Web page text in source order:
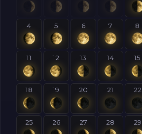
4 5 6 7 8
11 12 13 14 15
18 19 20 21 22
25 26 27 28 29